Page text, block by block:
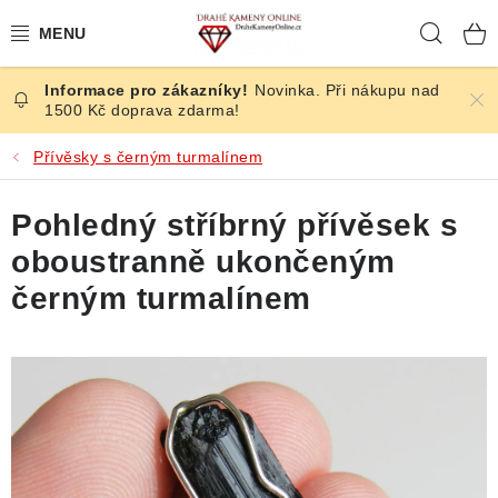
na
ČESKÉ KAMENY
ŠPERKY
KAMENY ZE SVĚTA
BROUŠENÉ
ÚČINKY
Novinka. Při nákupu nad
1500 Kč doprava zdarma!
Přívěsky s černým turmalínem
Pohledný stříbrný přívěsek s
oboustranně ukončeným
černým turmalínem